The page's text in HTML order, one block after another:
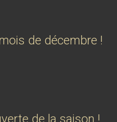
de décembre !
de la saison !